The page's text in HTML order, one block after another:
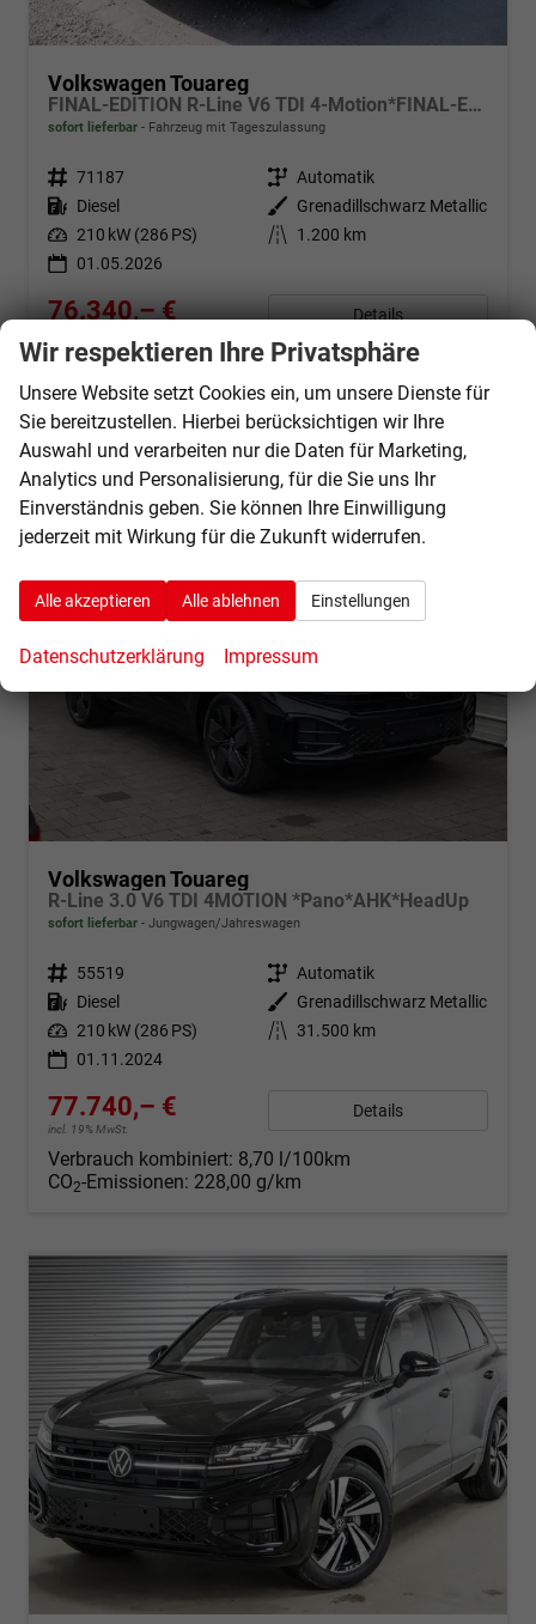
Volkswagen Touareg
FINAL-EDITION R-Line V6 TDI 4-Motion*FINAL-EDITION*AHK-SCHWENKBAR*NAVI*ACC*PDC*LED*SHZ*21-ZOLL
sofort lieferbar Fahrzeug mit Tageszulassung
Fahrzeugnr. 71187 Getriebe Automatik
Kraftstoff Diesel Außenfarbe
Grenadillschwarz Metallic
Leistung 210 kW (286 PS) Kilometerstand
1.200 km
01.05.2026
76.340,– € Details
Verbrauch kombiniert:8,50 l/100km
CO2 -Klasse: G
CO
2 -Emissionen:225,00 g/km
Volkswagen Touareg
R-Line 3.0 V6 TDI 4MOTION *Pano*AHK*HeadUp
sofort lieferbar Jungwagen/Jahreswagen
Fahrzeugnr. 55519 Getriebe Automatik
Kraftstoff Diesel Außenfarbe
Grenadillschwarz Metallic
Leistung 210 kW (286 PS) Kilometerstand
31.500 km
01.11.2024
77.740,– €
incl. 19% MwSt.
Details
Verbrauch kombiniert: 8,70 l/100km
CO2-Emissionen: 228,00 g/km
Wir respektieren Ihre Privatsphäre
Unsere Website setzt Cookies ein, um unsere Dienste für
Sie bereitzustellen. Hierbei berücksichtigen wir Ihre
Auswahl und verarbeiten nur die Daten für Marketing,
Analytics und Personalisierung, für die Sie uns Ihr
Einverständnis geben. Sie können Ihre Einwilligung
jederzeit mit Wirkung für die Zukunft widerrufen.
Alle akzeptieren Alle ablehnen Einstellungen
Datenschutzerklärung Impressum